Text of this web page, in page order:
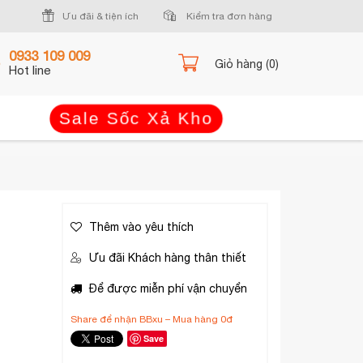
Ưu đãi & tiện ích Kiểm tra đơn hàng
0933 109 009
Hot line Giỏ hàng (0)
Sale Sốc Xả Kho
Thêm vào yêu thích
Ưu đãi Khách hàng thân thiết
Để được miễn phí vận chuyển
Share để nhận BBxu – Mua hàng 0đ
Save